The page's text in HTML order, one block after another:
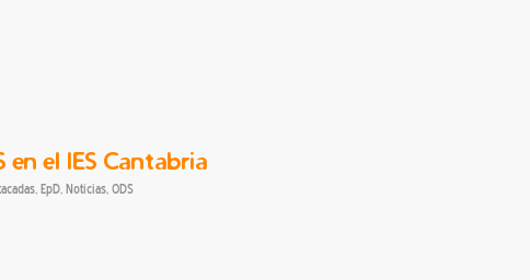
en el IES Cantabria
, EpD, Noticias, ODS